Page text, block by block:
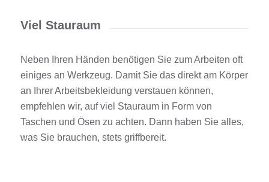
Viel Stauraum
Neben Ihren Händen benötigen Sie zum Arbeiten oft
einiges an Werkzeug. Damit Sie das direkt am Körper
an IhrerArbeitsbekleidung verstauen können,
empfehlen wir, auf viel Stauraum in Form von
Taschen und Ösen zu achten. Dann haben Sie alles,
was Sie brauchen, stets griffbereit.